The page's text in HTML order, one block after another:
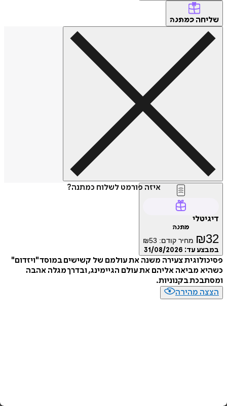
כמתנה
איזה פורמט לשלוח כמתנה?
₪ מחיר קודם: ₪53
עד:31/08/2026
צעירה משנה את עולמם של קשישים במוסד "ויזדום"
מביאה אליהם את עולם הגיימינג, ובדרך מגלה אהבה
בקנוניות.
מהירה